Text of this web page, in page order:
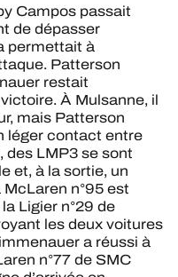
Campos passait
de dépasser
permettait à
Patterson
restait
À Mulsanne, il
mais Patterson
léger contact entre
des LMP3 se sont
et, à la sortie, un
n°95 est
Ligier n°29 de
les deux voitures
a réussi à
n°77 de SMC